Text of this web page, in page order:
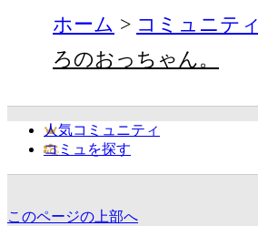
ホーム コミュニティ
ろのおっちゃん。
人気コミュニティ
コミュを探す
このページの上部へ